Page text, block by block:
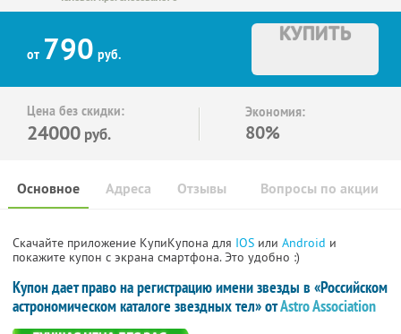
от 790 руб.
КУПИТЬ
Цена без скидки:
24000 руб.
Экономия:
80%
Основное Отзывы Вопросы по акции
Адреса
Скачайте приложение КупиКупона для IOS или Android и
покажите купон с экрана смартфона. Это удобно :)
Купон дает право на регистрацию имени звезды в «Российском
астрономическом каталоге звездных тел» отAstro Association